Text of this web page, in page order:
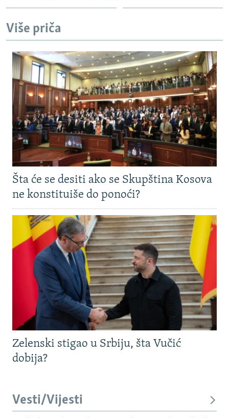
Više priča
Šta će se desiti ako se Skupština Kosova
ne konstituiše do ponoći?
Zelenski stigao u Srbiju, šta Vučić
dobija?
Vesti/Vijesti